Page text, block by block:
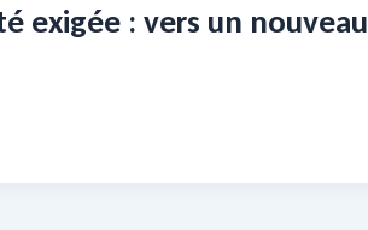
exigée : vers un nouveau